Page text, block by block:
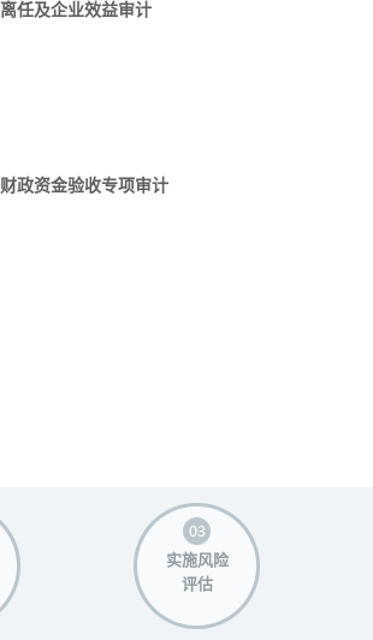
离任及企业效益审计
财政资金验收专项审计
实施风险
评估